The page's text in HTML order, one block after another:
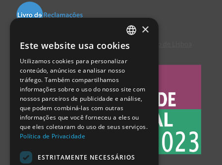
Centro de Arbitragem de Conflitos de Consumo de Lisboa
PORTUGUESE
ENGLISH
SPANISH
×
Este website usa cookies
Utilizamos cookies para personalizar
conteúdo, anúncios e analisar nosso
tráfego. Também compartilhamos
informações sobre o uso do nosso site com
nossos parceiros de publicidade e análise,
que podem combiná-las com outras
informações que você forneceu a eles ou
que eles coletaram do uso de seus serviços.
Política de Privacidade
ESTRITAMENTE NECESSÁRIOS